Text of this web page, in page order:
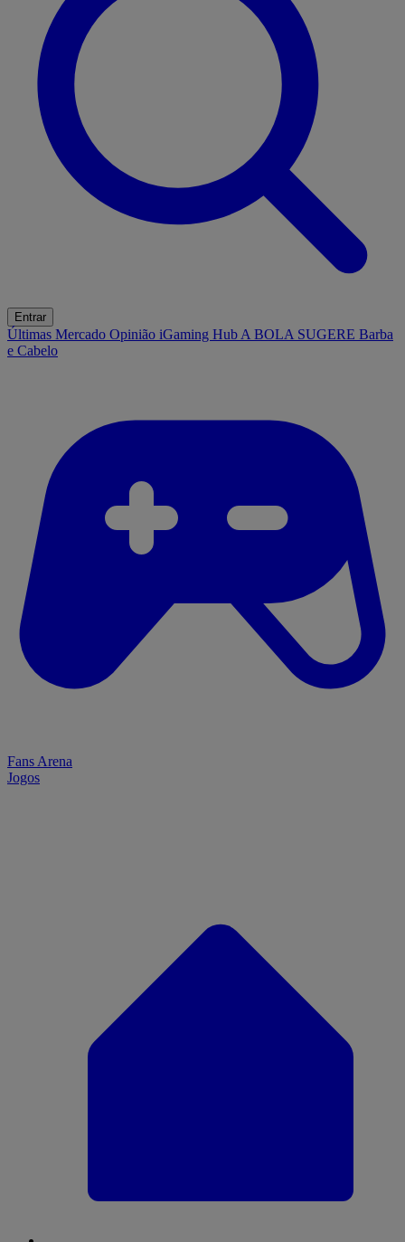
Entrar
Últimas Mercado Opinião iGaming Hub A BOLA SUGERE Barba
e Cabelo
Fans Arena
Jogos